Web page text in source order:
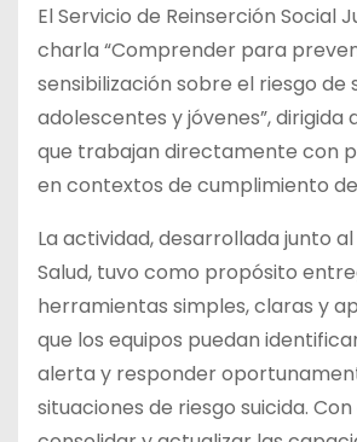
El Servicio de Reinserción Social
charla “Comprender para
sensibilización sobre el riesgo de
adolescentes y jóvenes”, dirigida
que trabajan directamente con
en contextos de cumplimiento
La actividad, desarrollada junto
Salud, tuvo como propósito
herramientas simples, claras y
que los equipos puedan
alerta y responder
situaciones de riesgo suicida.